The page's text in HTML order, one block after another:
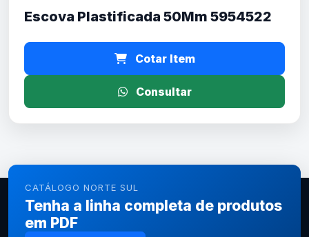
Escova Plastificada 50Mm 5954522
Cotar Item
Consultar
CATÁLOGO NORTE SUL
Tenha a linha completa de produtos
em PDF